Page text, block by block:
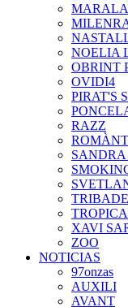
MARALA
NOELIA
OBRINT
OVIDI4
PIRAT'S
RAZZ
TRIBADE
XAVI
ZOO
NOTICIAS
97onzas
AUXILI
AVANT